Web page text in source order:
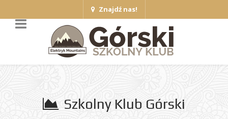
Znajdź nas!
Szkolny Klub Górski